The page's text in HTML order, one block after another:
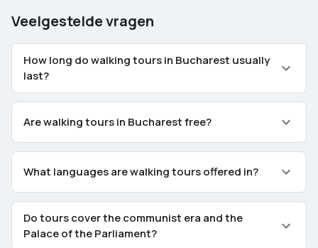
Veelgestelde vragen
How long do walking tours in Bucharest usually
last?
Are walking tours in Bucharest free?
What languages are walking tours offered in?
Do tours cover the communist era and the
Palace of the Parliament?